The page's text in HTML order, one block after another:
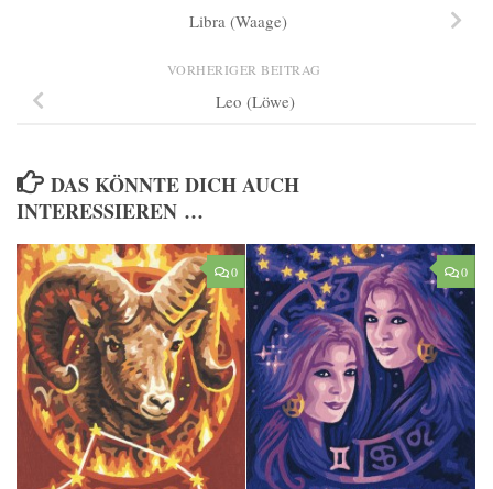
Libra (Waage)
VORHERIGER BEITRAG
Leo (Löwe)
DAS KÖNNTE DICH AUCH
INTERESSIEREN …
0 0